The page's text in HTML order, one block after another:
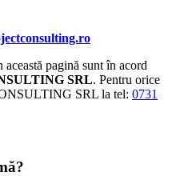
pagină sunt în acord
SRL. Pentru orice
SRL la tel: 0731